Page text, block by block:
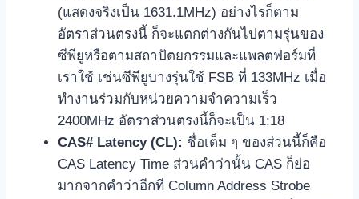
(แสดงจริงเป็น 1631.1MHz) อย่างไรก็ตาม
อัตราส่วนตรงนี้ ก็จะแตกต่างกันไปตามรุ่นของ
ซีพียูหรือตามสถาปัตยกรรมและแพลตฟอร์มที่
เราใช้ เช่นซีพียูบางรุ่นใช้ FSB ที่ 133MHz เมื่อ
ทำงานร่วมกับหน่วยความจำความเร็ว
2400MHz อัตราส่วนตรงนี้ก็จะเป็น 1:18
CAS# Latency (CL): ชื่อเต็ม ๆ ของส่วนนี้ก็คือ
CAS Latency Time ส่วนคำว่านั้น CAS ก็ย่อ
มากจากคำว่าอีกที Column Address Strobe